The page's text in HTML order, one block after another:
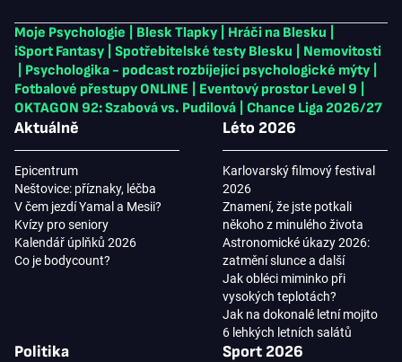
Moje Psychologie Blesk Tlapky Hráči na Blesku
iSport Fantasy
Spotřebitelské testy Blesku
Nemovitosti
Psychologika - podcast rozbíjející psychologické mýty
Fotbalové přestupy ONLINE
Eventový prostor Level 9
OKTAGON 92: Szabová vs. Pudilová
Chance Liga 2026/27
Aktuálně
Epicentrum
Neštovice: příznaky, léčba
V čem jezdí Yamal a Mesii?
Kvízy pro seniory
Kalendář úplňků 2026
Co je bodycount?
Léto 2026
Karlovarský filmový festival
2026
Znamení, že jste potkali
někoho z minulého života
Astronomické úkazy 2026:
zatmění slunce a další
Jak obléci miminko při
vysokých teplotách?
Jak na dokonalé letní mojito
6 lehkých letních salátů
Politika Sport 2026